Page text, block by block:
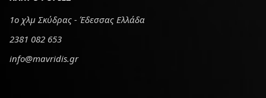
1ο χλμ Σκύδρας - Έδεσσας Ελλάδα
2381 082 653
info@mavridis.gr